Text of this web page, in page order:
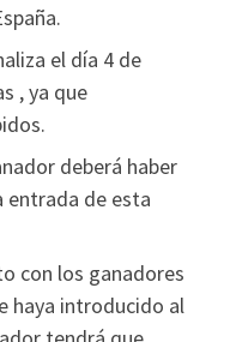
el día 4 de
, ya que
deberá haber
entrada de esta
con los ganadores
haya introducido al